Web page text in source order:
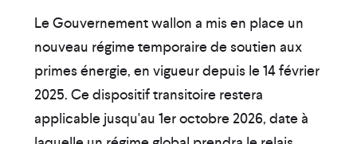
Le Gouvernement wallon a mis en place un
nouveau régime temporaire de soutien aux
primes énergie, en vigueur depuis le 14 février
2025. Ce dispositif transitoire restera
applicable jusqu'au 1er octobre 2026, date à